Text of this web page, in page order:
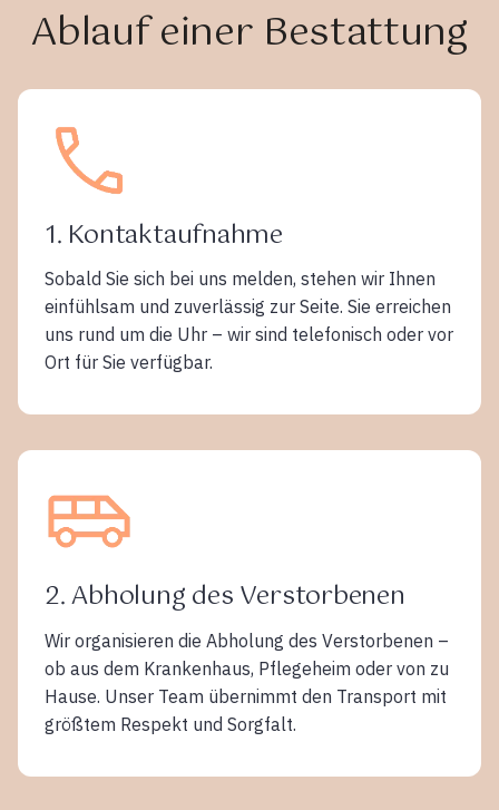
Ablauf einer Bestattung
1. Kontaktaufnahme
Sobald Sie sich bei uns melden, stehen wir Ihnen
einfühlsam und zuverlässig zur Seite. Sie erreichen
uns rund um die Uhr – wir sind telefonisch oder vor
Ort für Sie verfügbar.
2. Abholung des Verstorbenen
Wir organisieren die Abholung des Verstorbenen –
ob aus dem Krankenhaus, Pflegeheim oder von zu
Hause. Unser Team übernimmt den Transport mit
größtem Respekt und Sorgfalt.